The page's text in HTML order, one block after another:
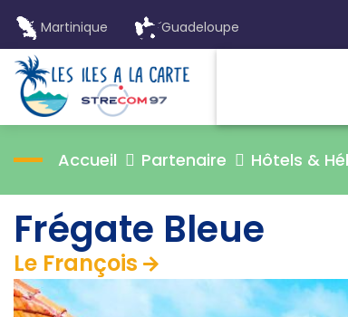
Martinique Guadeloupe
Accueil Partenaire Hôtels &
Frégate Bleue
Le François